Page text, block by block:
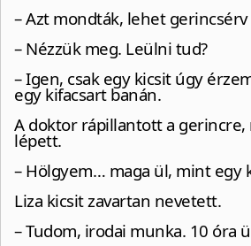
– Azt mondták, lehet gerincsérv
– Nézzük meg. Leülni tud?
– Igen, csak egy kicsit úgy
egy kifacsart banán.
A doktor rápillantott a gerincre,
lépett.
– Hölgyem… maga ül, mint egy
Liza kicsit zavartan nevetett.
– Tudom, irodai munka. 10 óra